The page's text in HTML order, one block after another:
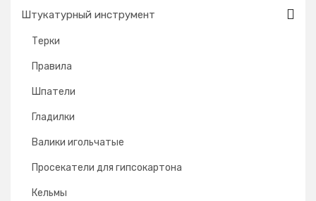
Штукатурный инструмент
Терки
Правила
Шпатели
Гладилки
Валики игольчатые
Просекатели для гипсокартона
Кельмы